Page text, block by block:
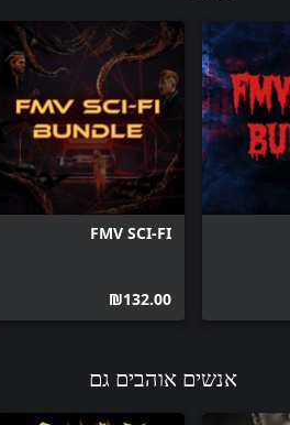
FMV SCI-FI
‪₪‎132.00‬
אנשים אוהבים גם